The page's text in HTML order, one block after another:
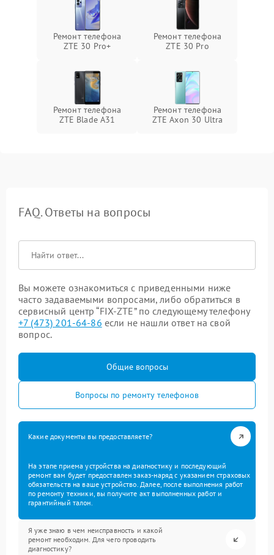
Ремонт телефона
ZTE 30 Pro+
Ремонт телефона
ZTE 30 Pro
Ремонт телефона
ZTE Blade A31
Ремонт телефона
ZTE Axon 30 Ultra
FAQ. Ответы на вопросы
Вы можете ознакомиться с приведенными ниже
часто задаваемыми вопросами, либо обратиться в
сервисный центр “FIX-ZTE” по следующему телефону
+7 (473) 201-64-86 если не нашли ответ на свой
вопрос.
Общие вопросы
Вопросы по ремонту телефонов
Какие документы вы предоставляете?
На этапе приема устройства на диагностику и последующий
ремонт вам будет предоставлен заказ-наряд с указанием страховых
обязательств на ваше устройство. Далее, после выполнения работ
по ремонту техники, вы получите акт выполненных работ и
гарантийный талон.
Я уже знаю в чем неисправность и какой
ремонт необходим. Для чего проводить
диагностику?